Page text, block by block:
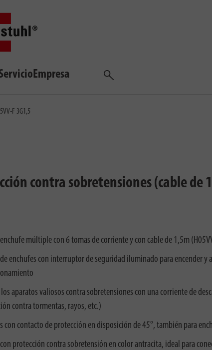
Empresa
Buscar
F 3G1,5
contra sobretensiones (cable
enchufe múltiple con 6 tomas de corriente y con cable de 1,5m
enchufes con interruptor de seguridad iluminado para encender y
aparatos valiosos contra sobretensiones con una corriente de
contra tormentas, rayos, etc.)
con contacto de protección en disposición de 45°, también para
protección contra sobretensión en color antracita, ideal para